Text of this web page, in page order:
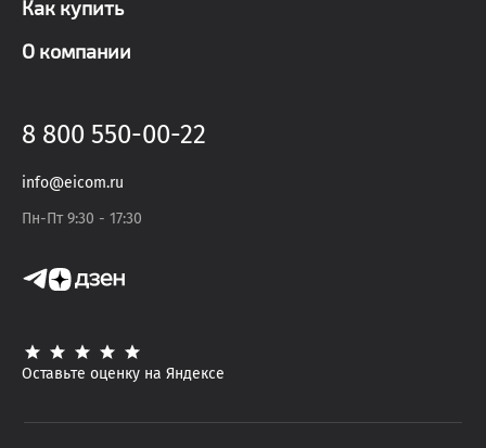
Как купить
О компании
8 800 550-00-22
info@eicom.ru
Пн-Пт 9:30 - 17:30
Оставьте оценку на Яндексе